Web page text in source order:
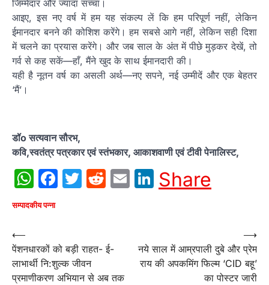
जिम्मेदार और ज्यादा सच्चा।
आइए, इस नए वर्ष में हम यह संकल्प लें कि हम परिपूर्ण नहीं, लेकिन
ईमानदार बनने की कोशिश करेंगे। हम सबसे आगे नहीं, लेकिन सही दिशा
में चलने का प्रयास करेंगे। और जब साल के अंत में पीछे मुड़कर देखें, तो
गर्व से कह सकें—हाँ, मैंने खुद के साथ ईमानदारी की।
यही है नूतन वर्ष का असली अर्थ—नए सपने, नई उम्मीदें और एक बेहतर
‘मैं’।
डॉo सत्यवान सौरभ,
कवि,स्वतंत्र पत्रकार एवं स्तंभकार, आकाशवाणी एवं टीवी पेनालिस्ट,
WhatsApp
Facebook
Twitter
Reddit
EmailLinkedIn
Share
सम्पादकीय पन्ना
Post
navigation
⟵
पेंशनधारकों को बड़ी राहत- ई-
लाभार्थी नि:शुल्क जीवन
प्रमाणीकरण अभियान से अब तक
नये साल में आम्रपाली दुबे और प्रेम
राय की अपकमिंग फिल्म ‘CID बहू’
का पोस्टर जारी
⟶